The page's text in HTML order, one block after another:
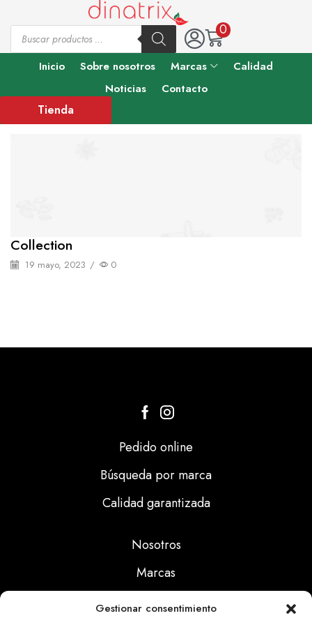
Gestionar consentimiento
0
Inicio Sobre nosotros Marcas
Calidad
Noticias
Contacto
Tienda
Collection
19 mayo, 2023 / 0
Pedido online
Búsqueda por marca
Calidad garantizada
Nosotros
Marcas